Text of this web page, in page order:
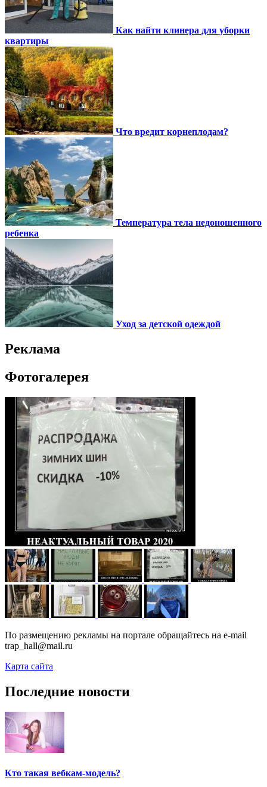
Как найти клинера для уборки
квартиры
Что вредит корнеплодам?
Температура тела недоношенного
ребенка
Уход за детской одеждой
Реклама
Фотогалерея
По размещению рекламы на портале обращайтесь на e-mail
trap_hall@mail.ru
Карта сайта
Последние новости
Кто такая вебкам-модель?